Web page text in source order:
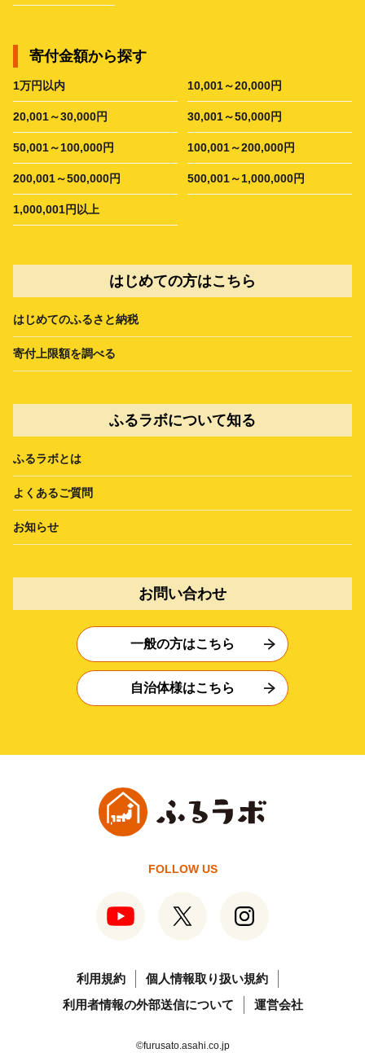
寄付金額から探す
1万円以内 10,001～20,000円
20,001～30,000円 30,001～50,000円
50,001～100,000円 100,001～200,000円
200,001～500,000円 500,001～1,000,000円
1,000,001円以上
はじめての方はこちら
はじめてのふるさと納税
寄付上限額を調べる
ふるラボについて知る
ふるラボとは
よくあるご質問
お知らせ
お問い合わせ
一般の方はこちら
自治体様はこちら
FOLLOW US
利用規約
個人情報取り扱い規約
利用者情報の外部送信について
運営会社
©furusato.asahi.co.jp